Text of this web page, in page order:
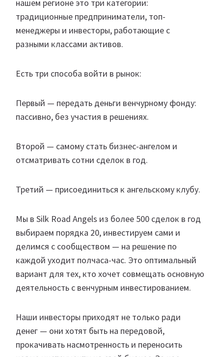
нашем регионе это три категории:
традиционные предприниматели, топ-
менеджеры и инвесторы, работающие с
разными классами активов.
Есть три способа войти в рынок:
Первый — передать деньги венчурному фонду:
пассивно, без участия в решениях.
Второй — самому стать бизнес-ангелом и
отсматривать сотни сделок в год.
Третий — присоединиться к ангельскому клубу.
Мы в Silk Road Angels из более 500 сделок в год
выбираем порядка 20, инвестируем сами и
делимся с сообществом — на решение по
каждой уходит полчаса-час. Это оптимальный
вариант для тех, кто хочет совмещать основную
деятельность с венчурным инвестированием.
Наши инвесторы приходят не только ради
денег — они хотят быть на передовой,
прокачивать насмотренность и переносить